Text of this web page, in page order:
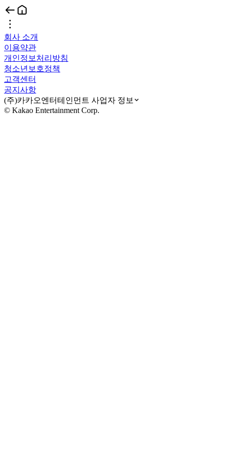
회사 소개
이용약관
개인정보처리방침
청소년보호정책
고객센터
공지사항
(주)카카오엔터테인먼트 사업자 정보
© Kakao Entertainment Corp.